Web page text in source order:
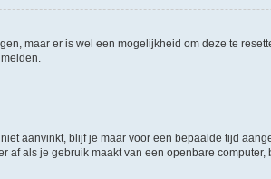
maar er is wel een mogelijkheid om deze te
aanvinkt, blijf je maar voor een bepaalde tijd
af als je gebruik maakt van een openbare